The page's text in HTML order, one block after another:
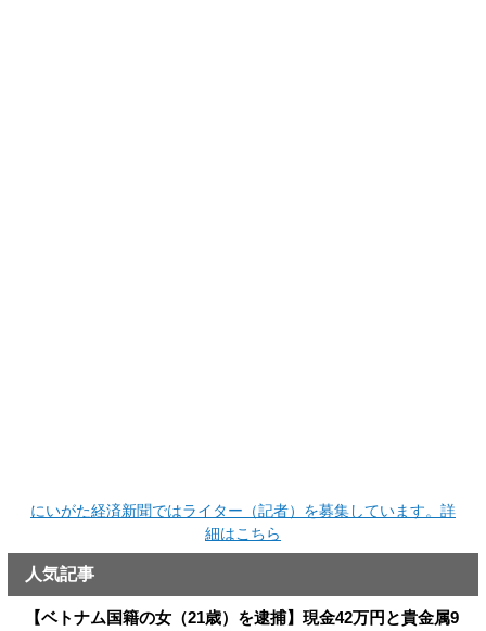
にいがた経済新聞ではライター（記者）を募集しています。詳
細はこちら
人気記事
【ベトナム国籍の女（21歳）を逮捕】現金42万円と貴金属9